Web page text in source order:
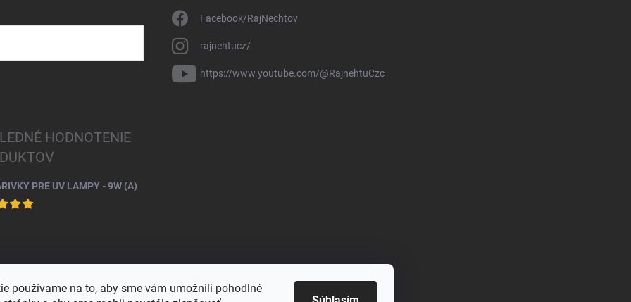
používame na to, aby sme vám umožnili pohodlné
Facebook/RajNechtov
rajnehtucz/
https://www.youtube.com/@RajnehtuCzc
HODNOTENIE
PRE UV LAMPY - 9W (A)